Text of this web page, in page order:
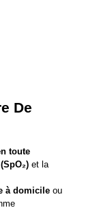
De
toute
et la
à domicile ou